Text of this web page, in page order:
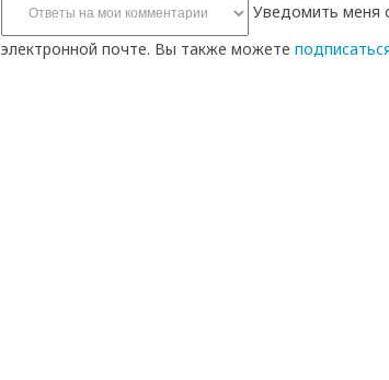
Уведомить меня
электронной почте. Вы также можете